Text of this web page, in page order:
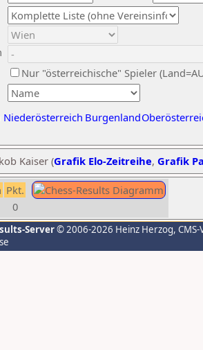
Nur "österreichische" Spieler
Niederösterreich Burgenland
Kaiser (Grafik Elo-Zeitreihe, Grafik
Pkt.
0
Server© 2006-2026 Heinz Herzog,